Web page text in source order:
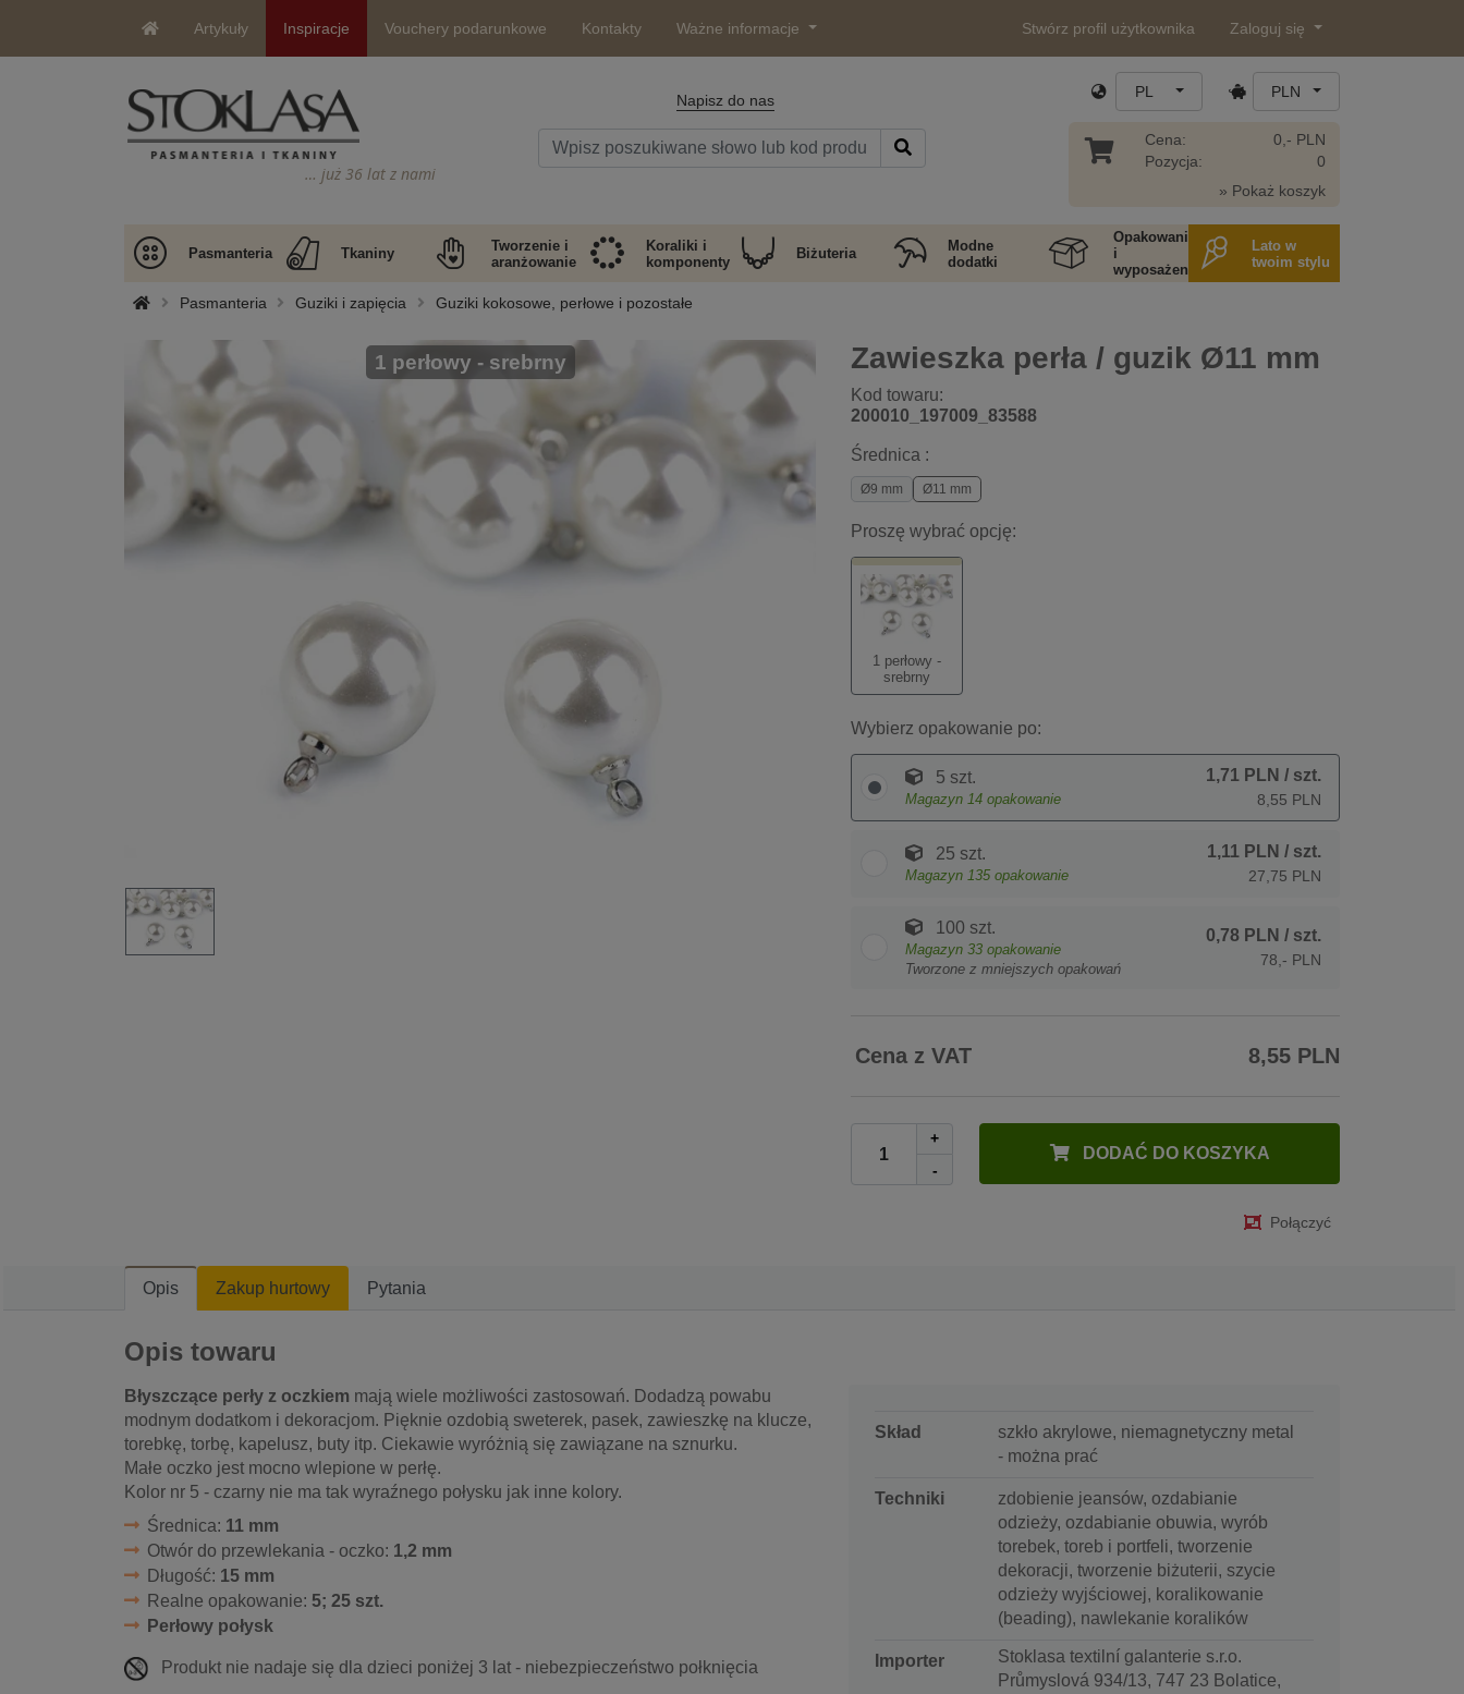
Artykuły Inspiracje Vouchery podarunkowe Kontakty Ważne informacje Stwórz profil użytkownika Zaloguj się
… już 36 lat z nami
Napisz do nas PL PLN
Cena:
Pozycja:
0,- PLN
0
» Pokaż koszyk
Pasmanteria Tkaniny
Tworzenie i
aranżowanie
Koraliki i
komponenty
Biżuteria
Modne
dodatki
Opakowania
i
wyposażenie
Lato w
twoim stylu
Pasmanteria Guziki i zapięcia Guziki kokosowe, perłowe i pozostałe
Zawieszka perła / guzik Ø11 mm
Kod towaru:
200010_197009_83588
1 perłowy - srebrny
Średnica :
Ø9 mm Ø11 mm
Proszę wybrać opcję:
1 perłowy -
srebrny
Wybierz opakowanie po:
5 szt.
Magazyn 14 opakowanie
1,71 PLN / szt.
8,55 PLN
25 szt.
Magazyn 135 opakowanie
1,11 PLN / szt.
27,75 PLN
100 szt.
Magazyn 33 opakowanie
Tworzone z mniejszych opakowań
0,78 PLN / szt.
78,- PLN
Cena z VAT 8,55 PLN
+
-
DODAĆ DO KOSZYKA
Połączyć
Opis Zakup hurtowy Pytania
Opis towaru
Błyszczące perły z oczkiem mają wiele możliwości zastosowań. Dodadzą powabu
modnym dodatkom i dekoracjom. Pięknie ozdobią sweterek, pasek, zawieszkę na klucze,
torebkę, torbę, kapelusz, buty itp. Ciekawie wyróżnią się zawiązane na sznurku.
Małe oczko jest mocno wlepione w perłę.
Kolor nr 5 - czarny nie ma tak wyraźnego połysku jak inne kolory.
Średnica: 11 mm
Otwór do przewlekania - oczko: 1,2 mm
Długość: 15 mm
Realne opakowanie: 5; 25 szt.
Perłowy połysk
Produkt nie nadaje się dla dzieci poniżej 3 lat - niebezpieczeństwo połknięcia
Skład
szkło akrylowe, niemagnetyczny metal
- można prać
Techniki
zdobienie jeansów, ozdabianie
odzieży, ozdabianie obuwia, wyrób
torebek, toreb i portfeli, tworzenie
dekoracji, tworzenie biżuterii, szycie
odzieży wyjściowej, koralikowanie
(beading), nawlekanie koralików
Importer
Stoklasa textilní galanterie s.r.o.
Průmyslová 934/13, 747 23 Bolatice,